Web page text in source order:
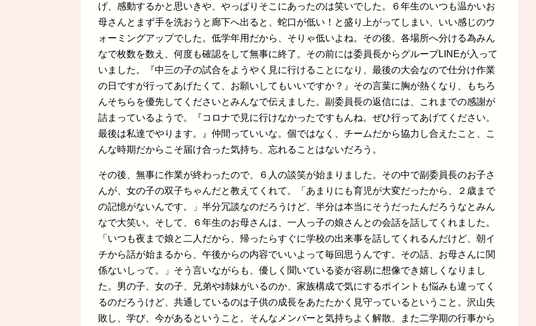
げ、感動するかと思いきや、やっぱりそこにあったのは笑いでした。６年生のいつも温かいお
母さんとまず手を洗おうと廊下へ出ると、蛇口が低い！と盛り上がってしまい、いい感じのウ
ォーミングアップでした。低学年用だから、そりゃ低いよね。その後、各場所へ分ける為みん
なで枚数を数え、何度も確認をして無事に終了。その前には委員長からグループLINEが入って
いました。『中三の子の試合をようやく見に行けることになり、最後の大会なので仕分け作業
の日ですが行ってあげたくて、お願いしてもいいですか？』その言葉に胸が熱くなり、もちろ
んそちらを優先してくださいとみんなで伝えました。副委員長の返信には、これまでの感謝が
詰まっているようで。『コロナで見に行けなかったですもんね。ぜひ行ってあげてください。
最後は私達でやります。』仲間っていいな。個ではなく、チームだから協力し合えたこと、こ
んな時期だからこそ届け合った気持ち、忘れることはないだろう。
その後、無事に作業が終わったので、６人の談笑が始まりました。その中で副委員長のお子さ
んが、女の子の双子ちゃんだと教えてくれて。「あまりにも育児が大変だったから、２歳まで
の記憶がないんです。」半分冗談なのだろうけど、半分は本当にそうだったんだろうなとみん
なで大笑い。そして、６年生のお母さんは、一人っ子の娘さんとの会話を話してくれました。
「いつも夜まで娘と二人だから、帰ったらすぐに学校の出来事を話してくれるんだけど、朝イ
チから話が始まるから、午後からの内容でいいよって毎回思うんです。その話、お母さんに関
係ないしって。」そう言いながらも、優しく聞いている姿が容易に想像でき嬉しくなりまし
た。男の子、女の子、兄弟や姉妹がいるのか、家族構成で気にするポイントも悩みも違ってく
るのだろうけど、共通しているのは子供の成長をあたたかく見守っているということ。沢山失
敗し、学び、今があるということ。そんなメンバーと気持ちよく解散、また二学期の行事から